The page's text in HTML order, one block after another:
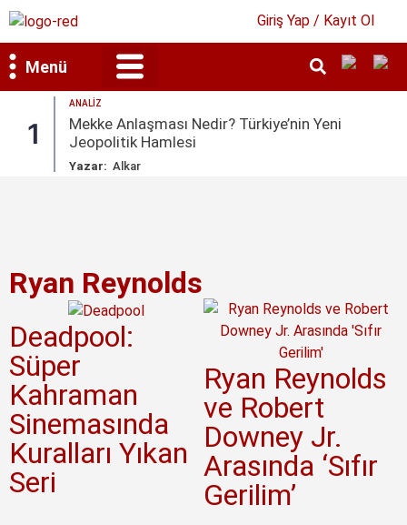
Giriş Yap / Kayıt Ol
Menü
1
ANALIZ
Mekke Anlaşması Nedir? Türkiye’nin Yeni
Jeopolitik Hamlesi
Yazar: Alkar
Ryan Reynolds
Deadpool:
Süper
Kahraman
Sinemasında
Kuralları Yıkan
Seri
Ryan Reynolds
ve Robert
Downey Jr.
Arasında ‘Sıfır
Gerilim’